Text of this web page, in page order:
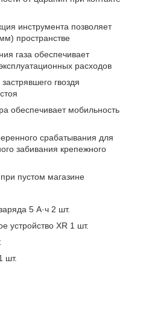
инструмента позволяет
пространстве
газа обеспечивает
расходов
гвоздя
обеспечивает мобильность
срабатывания для
забивания крепежного
пустом магазине
5 А·ч 2 шт.
устройство XR 1 шт.
шт.